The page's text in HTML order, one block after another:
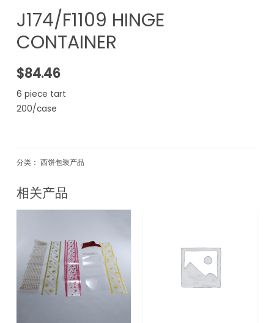
J174/F1109 HINGE
CONTAINER
$84.46
6 piece tart
200/case
分类：西饼包装产品
相关产品